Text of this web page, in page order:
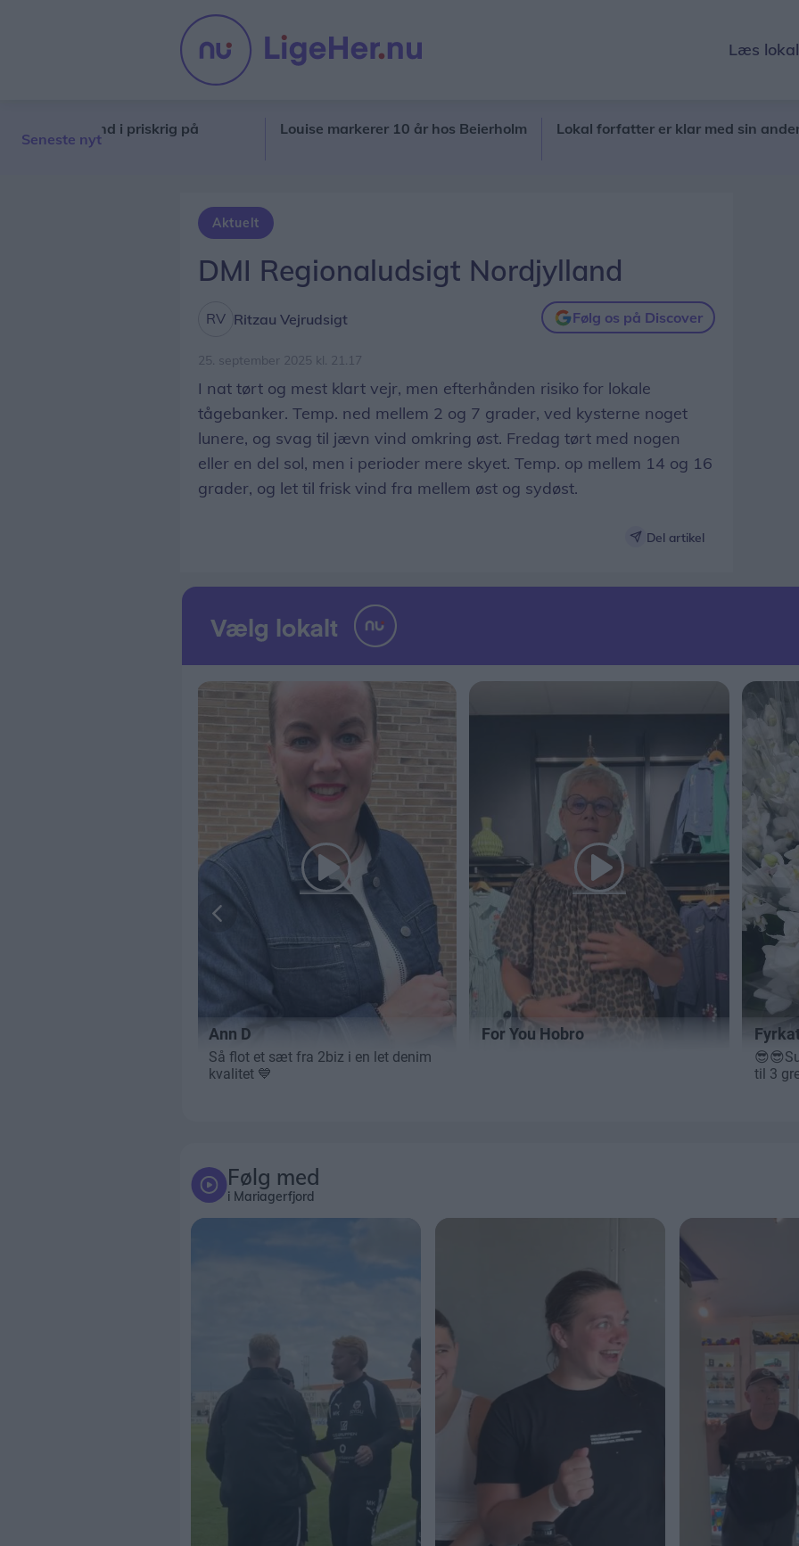
Læs
Seneste nyt
sig ind i priskrig på Louise markerer 10 år hos Beierholm Lokal forfatter er klar med sin anden
Aktuelt
DMI Regionaludsigt Nordjylland
Ritzau Vejrudsigt Følg os på Discover
25. september 2025 kl. 21.17
I nat tørt og mest klart vejr, men efterhånden risiko for lokale
tågebanker. Temp. ned mellem 2 og 7 grader, ved kysterne noget
lunere, og svag til jævn vind omkring øst. Fredag tørt med nogen
eller en del sol, men i perioder mere skyet. Temp. op mellem 14 og 16
grader, og let til frisk vind fra mellem øst og sydøst.
Del artikel
Følg med
i Mariagerfjord